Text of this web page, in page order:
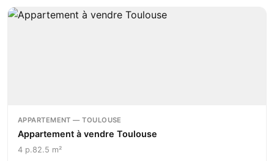
APPARTEMENT — TOULOUSE
Appartement à vendre Toulouse
4 p. 82.5 m²